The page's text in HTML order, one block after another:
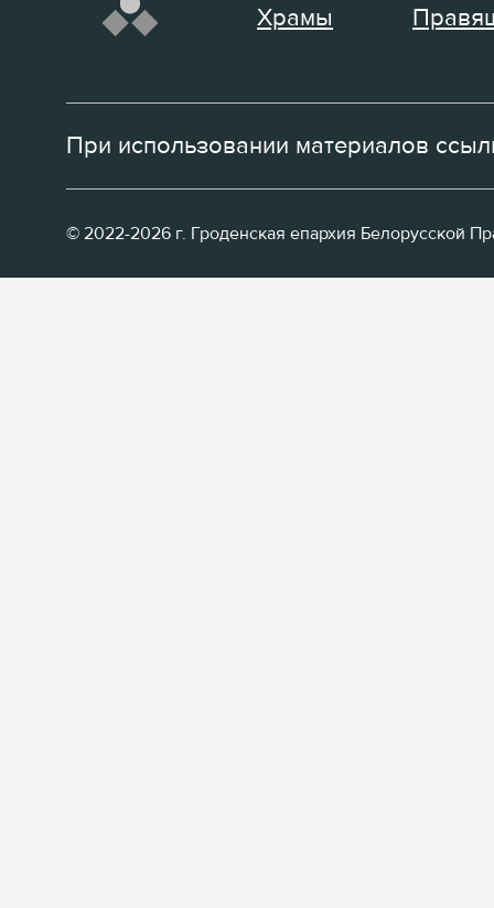
Храмы
При использовании материалов
© 2022-2026 г. Гроденская епархия Белорусской